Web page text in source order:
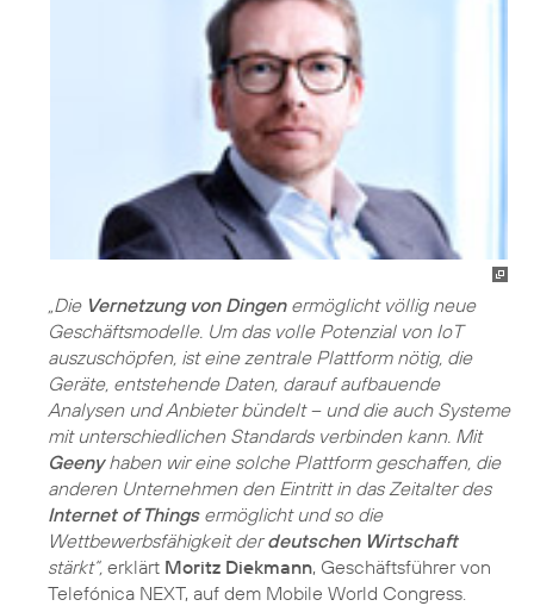
„Die Vernetzung von Dingenermöglicht völlig neue
Geschäftsmodelle. Um das volle Potenzial von IoT
auszuschöpfen, ist eine zentrale Plattform nötig, die
Geräte, entstehende Daten, darauf aufbauende
Analysen und Anbieter bündelt – und die auch Systeme
mit unterschiedlichen Standards verbinden kann. Mit
Geenyhaben wir eine solche Plattform geschaffen, die
anderen Unternehmen den Eintritt in das Zeitalter des
Internet of Thingsermöglicht und so die
Wettbewerbsfähigkeit derdeutschen Wirtschaft
stärkt“, erklärt Moritz Diekmann, Geschäftsführer von
Telefónica NEXT, auf dem Mobile World Congress.